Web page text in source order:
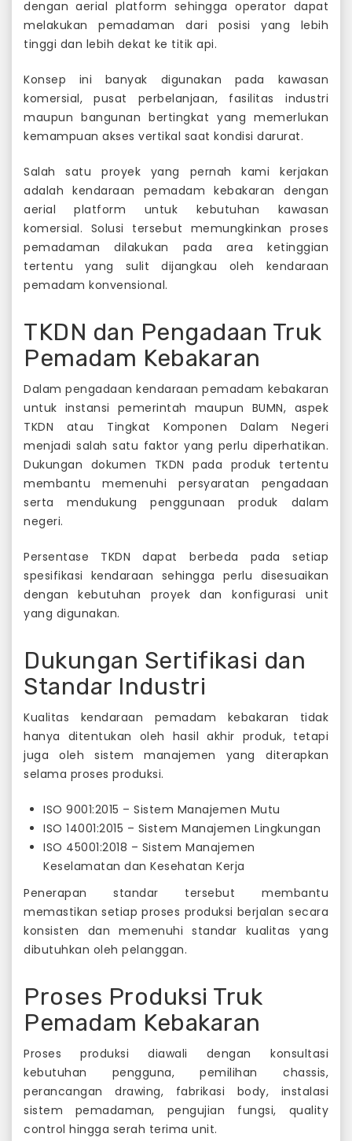
dengan aerial platform sehingga operator dapat
melakukan pemadaman dari posisi yang lebih
tinggi dan lebih dekat ke titik api.
Konsep ini banyak digunakan pada kawasan
komersial, pusat perbelanjaan, fasilitas industri
maupun bangunan bertingkat yang memerlukan
kemampuan akses vertikal saat kondisi darurat.
Salah satu proyek yang pernah kami kerjakan
adalah kendaraan pemadam kebakaran dengan
aerial platform untuk kebutuhan kawasan
komersial. Solusi tersebut memungkinkan proses
pemadaman dilakukan pada area ketinggian
tertentu yang sulit dijangkau oleh kendaraan
pemadam konvensional.
TKDN dan Pengadaan Truk
Pemadam Kebakaran
Dalam pengadaan kendaraan pemadam kebakaran
untuk instansi pemerintah maupun BUMN, aspek
TKDN atau Tingkat Komponen Dalam Negeri
menjadi salah satu faktor yang perlu diperhatikan.
Dukungan dokumen TKDN pada produk tertentu
membantu memenuhi persyaratan pengadaan
serta mendukung penggunaan produk dalam
negeri.
Persentase TKDN dapat berbeda pada setiap
spesifikasi kendaraan sehingga perlu disesuaikan
dengan kebutuhan proyek dan konfigurasi unit
yang digunakan.
Dukungan Sertifikasi dan
Standar Industri
Kualitas kendaraan pemadam kebakaran tidak
hanya ditentukan oleh hasil akhir produk, tetapi
juga oleh sistem manajemen yang diterapkan
selama proses produksi.
ISO 9001:2015 – Sistem Manajemen Mutu
ISO 14001:2015 – Sistem Manajemen Lingkungan
ISO 45001:2018 – Sistem Manajemen
Keselamatan dan Kesehatan Kerja
Penerapan standar tersebut membantu
memastikan setiap proses produksi berjalan secara
konsisten dan memenuhi standar kualitas yang
dibutuhkan oleh pelanggan.
Proses Produksi Truk
Pemadam Kebakaran
Proses produksi diawali dengan konsultasi
kebutuhan pengguna, pemilihan chassis,
perancangan drawing, fabrikasi body, instalasi
sistem pemadaman, pengujian fungsi, quality
control hingga serah terima unit.